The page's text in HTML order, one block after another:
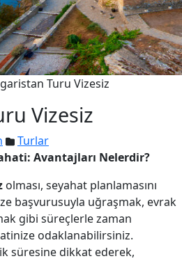
Turu Vizesiz
Vizesiz
Turlar
Avantajları Nelerdir?
olması, seyahat planlamasını
başvurusuyla uğraşmak, evrak
gibi süreçlerle zaman
odaklanabilirsiniz.
süresine dikkat ederek,